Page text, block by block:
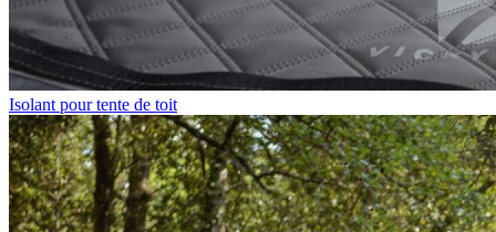
Isolant pour tente de toit